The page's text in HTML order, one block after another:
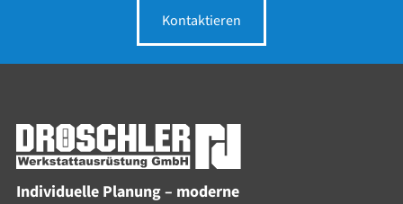
Kontaktieren
Individuelle Planung – moderne